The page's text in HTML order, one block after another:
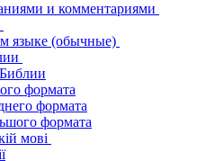
и комментариями
языке (обычные)
формата
формата
формата
мові